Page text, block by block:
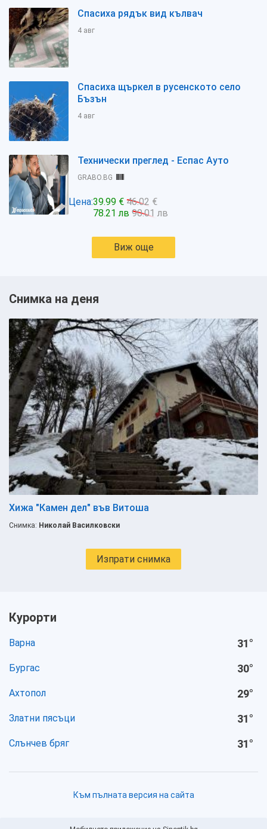
Спасиха рядък вид кълвач
4 авг
Спасиха щъркел в русенското село
Бъзън
4 авг
Технически преглед - Еспас Ауто
GRABO.BG
Цена:39.99 € 46.02 €
78.21 лв 90.01 лв
Виж още
Снимка на деня
Хижа "Камен дел" във Витоша
Снимка: Николай Василковски
Изпрати снимка
Курорти
Варна 31°
Бургас 30°
Ахтопол 29°
Златни пясъци 31°
Слънчев бряг 31°
Към пълната версия на сайта